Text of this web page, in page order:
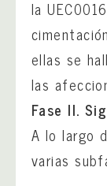
la
ellas se
las
Fase II.
A lo largo
varias